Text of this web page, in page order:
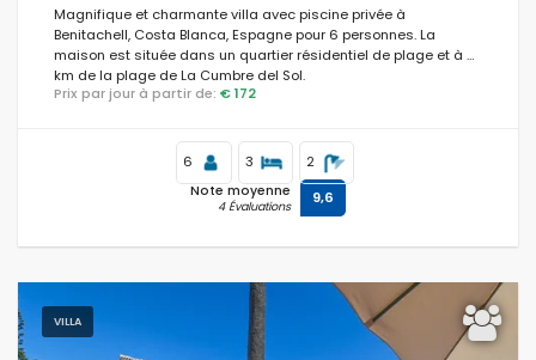
Magnifique et charmante villa avec piscine privée à
Benitachell, Costa Blanca, Espagne pour 6 personnes. La
maison est située dans un quartier résidentiel de plage et à 3
km de la plage de La Cumbre del Sol.
Prix par jour à partir de: € 172
6 3 2
Note moyenne
4 Évaluations 9,6
VILLA